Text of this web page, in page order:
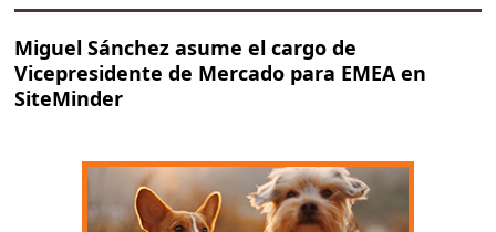
Miguel Sánchez asume el cargo de
Vicepresidente de Mercado para EMEA en
SiteMinder